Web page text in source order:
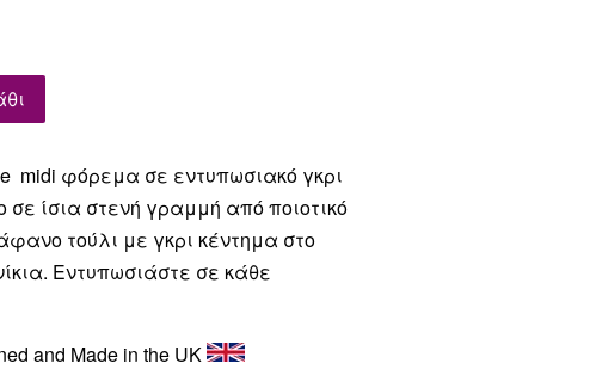
midi φόρεμα σε εντυπωσιακό γκρι
ίσια στενή γραμμή από ποιοτικό
τούλι με γκρι κέντημα στο
Εντυπωσιάστε σε κάθε
and Made in the UK